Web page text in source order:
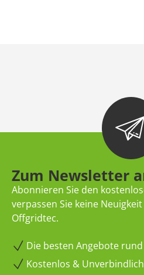
Zum Newsletter
Abonnieren Sie den
verpassen Sie keine
Offgridtec.
Die besten Angebote
Kostenlos &